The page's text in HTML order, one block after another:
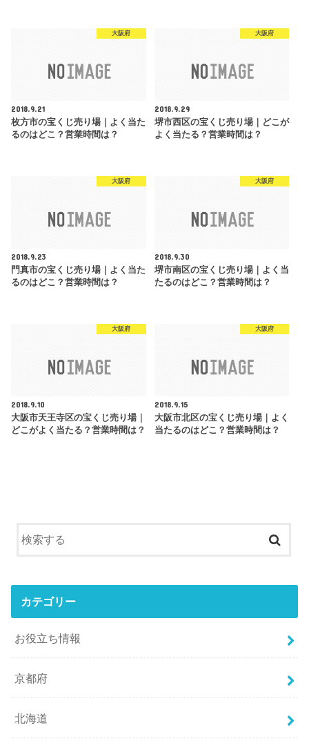
大阪府
2018.9.21
枚方市の宝くじ売り場｜よく当た
るのはどこ？営業時間は？
大阪府
2018.9.29
堺市西区の宝くじ売り場｜どこが
よく当たる？営業時間は？
大阪府
2018.9.23
門真市の宝くじ売り場｜よく当た
るのはどこ？営業時間は？
大阪府
2018.9.30
堺市南区の宝くじ売り場｜よく当
たるのはどこ？営業時間は？
大阪府
2018.9.10
大阪市天王寺区の宝くじ売り場｜
どこがよく当たる？営業時間は？
大阪府
2018.9.15
大阪市北区の宝くじ売り場｜よく
当たるのはどこ？営業時間は？
カテゴリー
お役立ち情報
京都府
北海道